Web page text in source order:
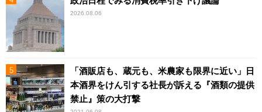
2026.08.06
「酒販店も、蔵元も、米農家も限界に近い」日
本酒界をけん引する社長が訴える『酒類の提供
禁止』策の大打撃